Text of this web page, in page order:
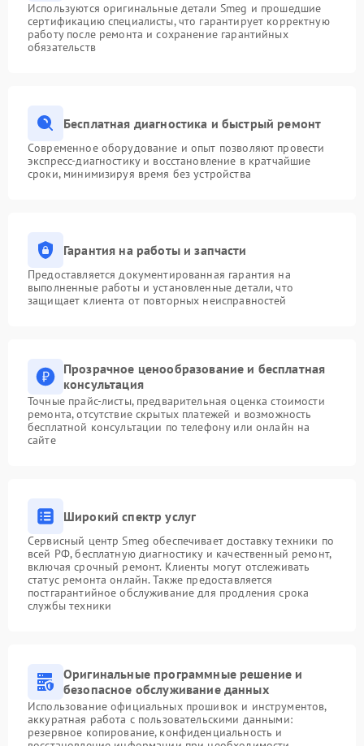
Используются оригинальные детали Smeg и прошедшие
сертификацию специалисты, что гарантирует корректную
работу после ремонта и сохранение гарантийных
обязательств
Бесплатная диагностика и быстрый ремонт
Современное оборудование и опыт позволяют провести
экспресс-диагностику и восстановление в кратчайшие
сроки, минимизируя время без устройства
Гарантия на работы и запчасти
Предоставляется документированная гарантия на
выполненные работы и установленные детали, что
защищает клиента от повторных неисправностей
Прозрачное ценообразование и бесплатная
консультация
Точные прайс-листы, предварительная оценка стоимости
ремонта, отсутствие скрытых платежей и возможность
бесплатной консультации по телефону или онлайн на
сайте
Широкий спектр услуг
Сервисный центр Smeg обеспечивает доставку техники по
всей РФ, бесплатную диагностику и качественный ремонт,
включая срочный ремонт. Клиенты могут отслеживать
статус ремонта онлайн. Также предоставляется
постгарантийное обслуживание для продления срока
службы техники
Оригинальные программные решение и
безопасное обслуживание данных
Использование официальных прошивок и инструментов,
аккуратная работа с пользовательскими данными:
резервное копирование, конфиденциальность и